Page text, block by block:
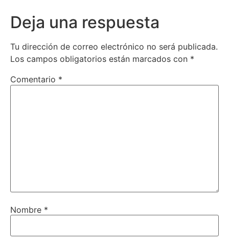
Deja una respuesta
Tu dirección de correo electrónico no será publicada.
Los campos obligatorios están marcados con *
Comentario *
Nombre *